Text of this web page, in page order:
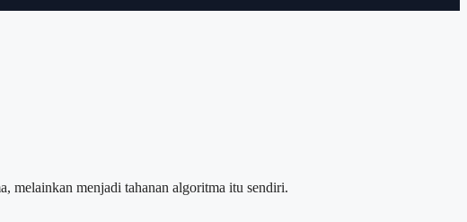
melainkan menjadi tahanan algoritma itu sendiri.